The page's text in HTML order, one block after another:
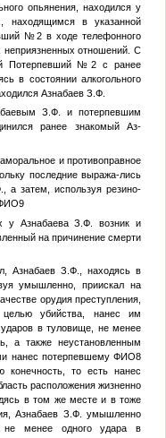
опьянения, находился у
в указанной
№2 в ходе телефонного
неприязненных отношений. С
Потерпевший №2 с ранее
в состоянии алкогольного
Азнабаев З.Ф.
З.Ф. и потерпевшим
ранее знакомый Аз-
и противоправное
последние выража-лись
а затем, используя резино-
у Азнабаева З.Ф. возник и
на причинение смерти
Азнабаев З.Ф., находясь в
умышленно, приискал на
орудия преступления,
убийства, нанес им
в туловище, не менее
а также неустановленным
нанес потерпевшемуФИО8
то есть нанес
расположения жизненно
в том же месте и в тоже
Азнабаев З.Ф. умышленно
менее одного удара в